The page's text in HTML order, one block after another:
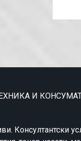
ТЕХНИКА И
Консултантски